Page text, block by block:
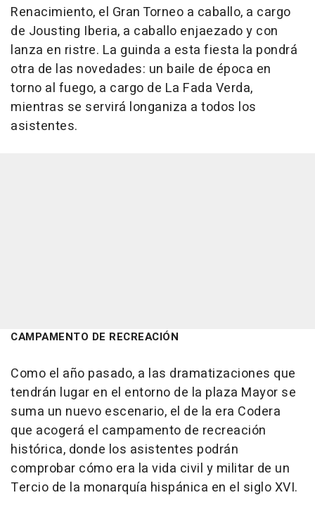
Renacimiento, el Gran Torneo a caballo, a cargo
de Jousting Iberia, a caballo enjaezado y con
lanza en ristre. La guinda a esta fiesta la pondrá
otra de las novedades: un baile de época en
torno al fuego, a cargo de La Fada Verda,
mientras se servirá longaniza a todos los
asistentes.
CAMPAMENTO DE RECREACIÓN
Como el año pasado, a las dramatizaciones que
tendrán lugar en el entorno de la plaza Mayor se
suma un nuevo escenario, el de la era Codera
que acogerá el campamento de recreación
histórica, donde los asistentes podrán
comprobar cómo era la vida civil y militar de un
Tercio de la monarquía hispánica en el siglo XVI.